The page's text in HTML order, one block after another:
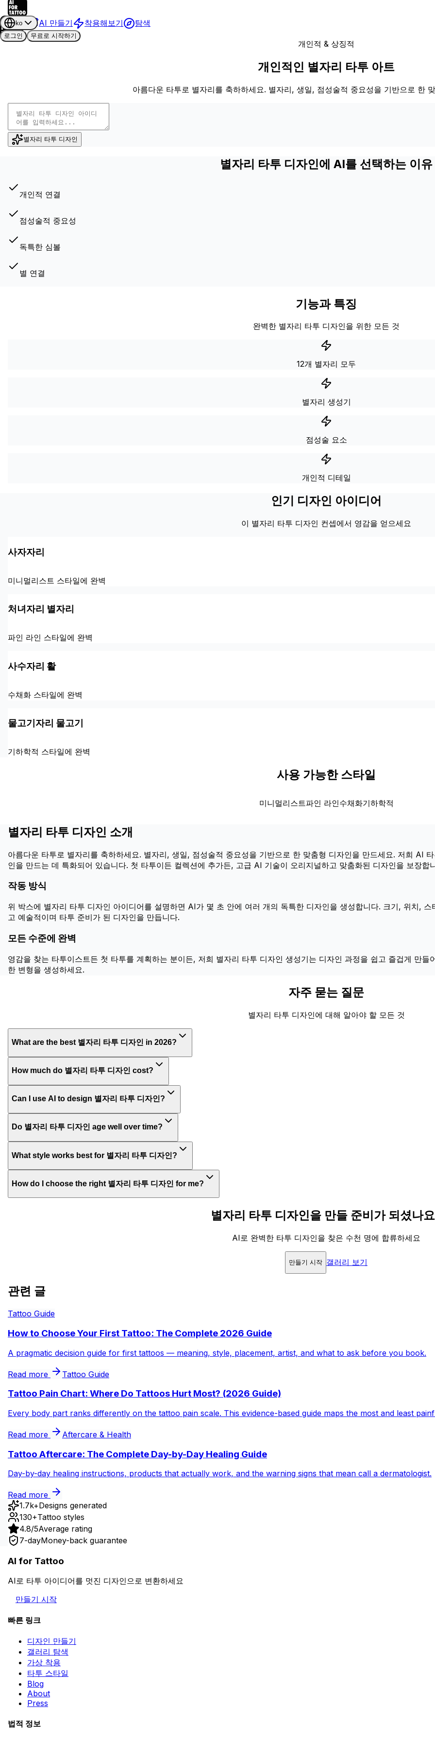
AI 만들기 착용해보기 탐색
ko
로그인
무료로 시작하기
개인적 & 상징적
개인적인 별자리 타투 아트
아름다운 타투로 별자리를 축하하세요. 별자리, 생일, 점성술적 중요성을 기반으로 한
별자리 타투 디자인
별자리 타투 디자인에 AI를 선택하는 이유
개인적 연결
점성술적 중요성
독특한 심볼
별 연결
기능과 특징
완벽한 별자리 타투 디자인을 위한 모든 것
12개 별자리 모두
별자리 생성기
점성술 요소
개인적 디테일
인기 디자인 아이디어
이 별자리 타투 디자인 컨셉에서 영감을 얻으세요
사자자리
미니멀리스트 스타일에 완벽
처녀자리 별자리
파인 라인 스타일에 완벽
사수자리 활
수채화 스타일에 완벽
물고기자리 물고기
기하학적 스타일에 완벽
사용 가능한 스타일
미니멀리스트파인 라인수채화기하학적
별자리 타투 디자인 소개
아름다운 타투로 별자리를 축하하세요. 별자리, 생일, 점성술적 중요성을 기반으로 한 맞춤형 디자인을 만드세요. 저희 AI
인을 만드는 데 특화되어 있습니다. 첫 타투이든 컬렉션에 추가든, 고급 AI 기술이 오리지널하고 맞춤화된 디자인을 보장합
작동 방식
위 박스에 별자리 타투 디자인 아이디어를 설명하면 AI가 몇 초 안에 여러 개의 독특한 디자인을 생성합니다. 크기, 위치,
고 예술적이며 타투 준비가 된 디자인을 만듭니다.
모든 수준에 완벽
영감을 찾는 타투이스트든 첫 타투를 계획하는 분이든, 저희 별자리 타투 디자인 생성기는 디자인 과정을 쉽고 즐겁게 만
한 변형을 생성하세요.
자주 묻는 질문
별자리 타투 디자인에 대해 알아야 할 모든 것
What are the best 별자리 타투 디자인 in 2026?
How much do 별자리 타투 디자인 cost?
Can I use AI to design 별자리 타투 디자인?
Do 별자리 타투 디자인 age well over time?
What style works best for 별자리 타투 디자인?
How do I choose the right 별자리 타투 디자인 for me?
별자리 타투 디자인을 만들 준비가 되셨나
AI로 완벽한 타투 디자인을 찾은 수천 명에 합류하세요
만들기 시작 갤러리 보기
관련 글
Tattoo Guide
How to Choose Your First Tattoo: The Complete 2026 Guide
A pragmatic decision guide for first tattoos — meaning, style, placement, artist, and what to ask before you book.
Read more Tattoo Guide
Tattoo Pain Chart: Where Do Tattoos Hurt Most? (2026 Guide)
Every body part ranks differently on the tattoo pain scale. This evidence-based guide maps the most and least
Read more Aftercare & Health
Tattoo Aftercare: The Complete Day-by-Day Healing Guide
Day-by-day healing instructions, products that actually work, and the warning signs that mean call a dermatologist.
Read more
1.7k+Designs generated
130+Tattoo styles
4.8/5Average rating
7-dayMoney-back guarantee
AI for Tattoo
AI로 타투 아이디어를 멋진 디자인으로 변환하세요
만들기 시작
빠른 링크
디자인 만들기
갤러리 탐색
가상 착용
타투 스타일
Blog
About
Press
법적 정보